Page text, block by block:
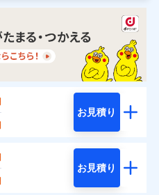
お見積り
お見積り